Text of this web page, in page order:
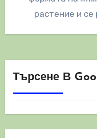
растение и
Търсене В